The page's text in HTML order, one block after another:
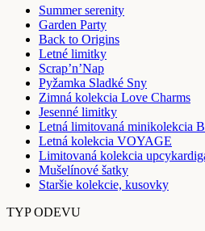
Summer serenity
Garden Party
Back to Origins
Letné limitky
Scrap’n’Nap
Pyžamka Sladké Sny
Zimná kolekcia Love Charms
Jesenné limitky
Letná limitovaná minikolekcia
Letná kolekcia VOYAGE
Limitovaná kolekcia
Mušelínové šatky
Staršie kolekcie, kusovky
TYP ODEVU